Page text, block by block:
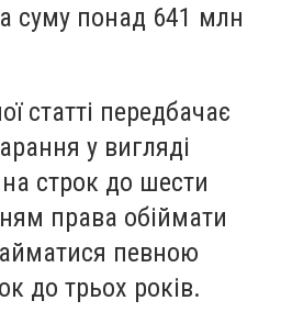
суму понад 641 млн
статті передбачає
у вигляді
строк до шести
права обіймати
певною
до трьох років.